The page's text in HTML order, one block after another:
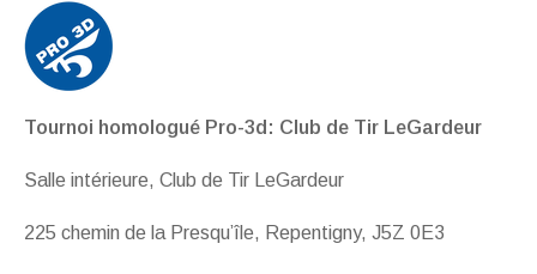
Tournoi homologué Pro-3d: Club de Tir LeGardeur
Salle intérieure, Club de Tir LeGardeur
225 chemin de la Presqu’île, Repentigny, J5Z 0E3